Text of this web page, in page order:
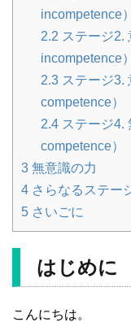
incompetence）
2.2 ステージ2.
incompetence）
2.3 ステージ3.
competence）
2.4 ステージ4.
competence）
3 無意識の力
4 さらなるステー
5 さいごに
はじめに
こんにちは。